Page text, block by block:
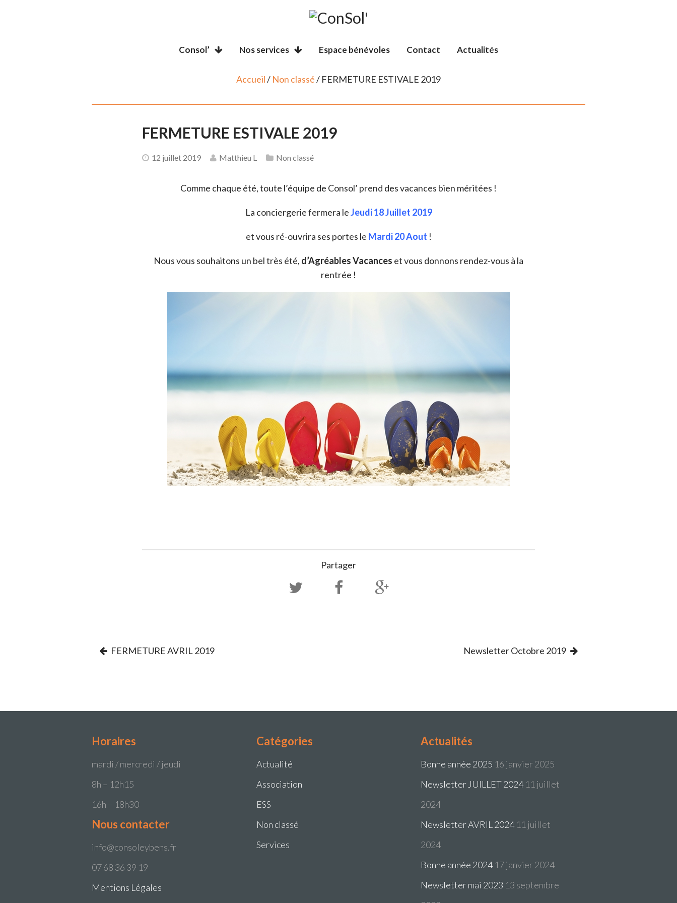
Consol’ Nos services Espace bénévoles Contact Actualités
Accueil/ Non classé/ FERMETURE ESTIVALE 2019
FERMETURE ESTIVALE 2019
12 juillet 2019 Matthieu L Non classé
Comme chaque été, toute l’équipe de Consol’ prend des vacances bien méritées !
La conciergerie fermera leJeudi 18 Juillet 2019
et vous ré-ouvrira ses portes le Mardi 20 Aout !
Nous vous souhaitons un bel très été, d’Agréables Vacances et vous donnons rendez-vous à la
rentrée !
Partager
FERMETURE AVRIL 2019 Newsletter Octobre 2019
Horaires
mardi / mercredi / jeudi
8h – 12h15
16h – 18h30
Nous contacter
info@consoleybens.fr
07 68 36 39 19
Mentions Légales
Catégories
Actualité
Association
ESS
Non classé
Services
Actualités
Bonne année 2025 16 janvier 2025
Newsletter JUILLET 2024 11 juillet
2024
Newsletter AVRIL 2024 11 juillet
2024
Bonne année 2024 17 janvier 2024
Newsletter mai 2023 13 septembre